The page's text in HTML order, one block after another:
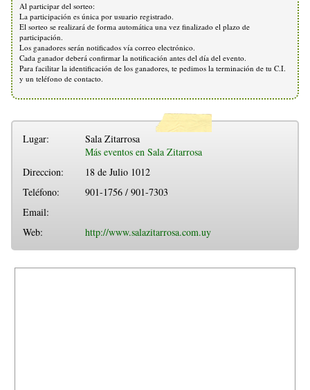
Al participar del sorteo:
La participación es única por usuario registrado.
El sorteo se realizará de forma automática una vez finalizado el plazo de
participación.
Los ganadores serán notificados vía correo electrónico.
Cada ganador deberá confirmar la notificación antes del día del evento.
Para facilitar la identificación de los ganadores, te pedimos la terminación de tu C.I.
y un teléfono de contacto.
Lugar:
Sala Zitarrosa
Más eventos en Sala Zitarrosa
Direccion:
18 de Julio 1012
Teléfono:
901-1756 / 901-7303
Email:
Web:
http://www.salazitarrosa.com.uy